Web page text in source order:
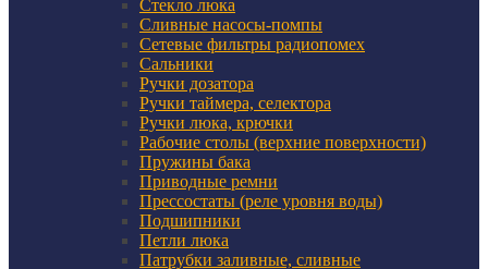
Стекло люка
Сливные насосы-помпы
Сетевые фильтры радиопомех
Сальники
Ручки дозатора
Ручки таймера, селектора
Ручки люка, крючки
Рабочие столы (верхние поверхности)
Пружины бака
Приводные ремни
Прессостаты (реле уровня воды)
Подшипники
Петли люка
Патрубки заливные, сливные